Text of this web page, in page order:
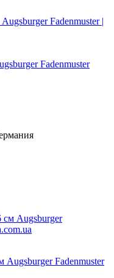
Fadenmuster
Augsburger Fadenmuster